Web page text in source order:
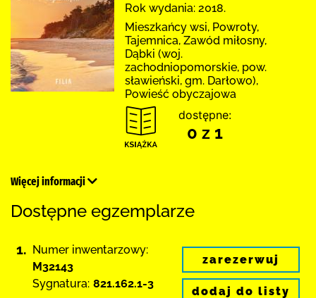
Rok wydania: 2018.
Mieszkańcy wsi, Powroty,
Tajemnica, Zawód miłosny,
Dąbki (woj.
zachodniopomorskie, pow.
sławieński, gm. Darłowo),
Powieść obyczajowa
dostępne:
0 z 1
Więcej informacji
Dostępne egzemplarze
1. Numer inwentarzowy:
M32143
Sygnatura: 821.162.1-3
zarezerwuj
dodaj do listy